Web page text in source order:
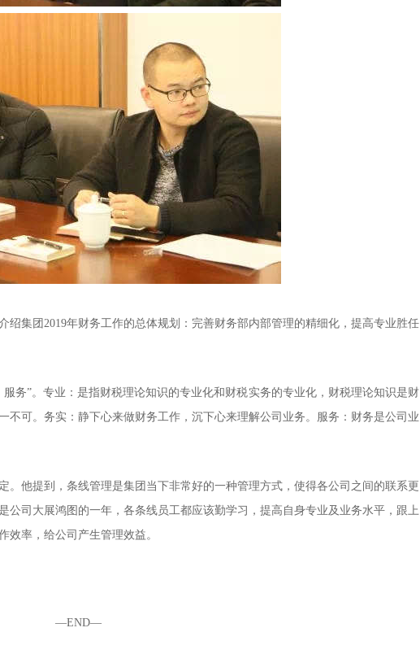
绍集团2019年财务工作的总体规划：完善财务部内部管理的精细化，提高专业胜任
务”。专业：是指财税理论知识的专业化和财税实务的专业化，财税理论知识是财
不可。务实：静下心来做财务工作，沉下心来理解公司业务。服务：财务是公司业
。他提到，条线管理是集团当下非常好的一种管理方式，使得各公司之间的联系更
公司大展鸿图的一年，各条线员工都应该勤学习，提高自身专业及业务水平，跟上
效率，给公司产生管理效益。
—END—